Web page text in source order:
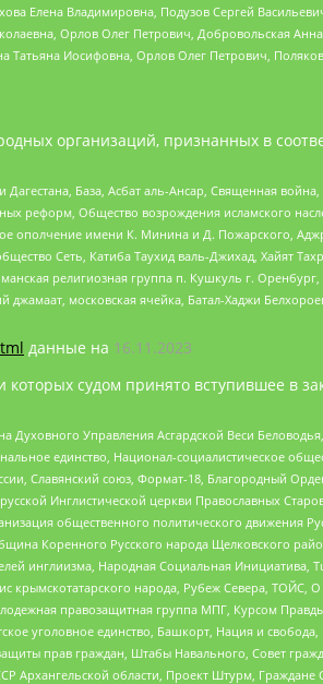
Владимировна, Подузов Сергей
Орлов Олег Петрович, Добровольская
Иосифовна, Орлов Олег Петрович,
организаций, признанных в
База, Асбат аль-Ансар, Священная
реформ, Общество возрождения исламского
ополчение имени К. Минина и Д. Пожарского,
Сеть, Катиба Таухид валь-Джихад, Хайят
религиозная группа п. Кушкуль г.
московская ячейка, Батал-Хаджи
данные на 16.11.2023
судом принято вступившее в
Управления Асгардской Веси
единство, Национал-социалистическое
Славянский союз, Формат-18, Благородный
Инглистической церкви Православных
общественного политического движения
Коренного Русского народа Щелковского
инглиизма, Народная Социальная Инициатива,
народа, Рубеж Севера, ТОЙС, О
правозащитная группа МПГ, Курсом
уголовное единство, Башкорт, Нация и
прав граждан, Штабы Навального, Совет
области, Проект Штурм, Граждане